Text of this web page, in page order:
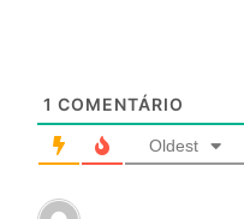
1 COMENTÁRIO
Oldest